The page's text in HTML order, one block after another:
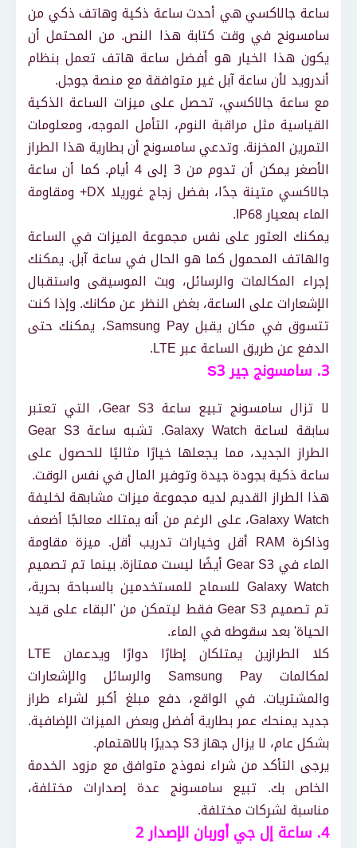
ساعة جالاكسي هي أحدث ساعة ذكية وهاتف ذكي من
سامسونج في وقت كتابة هذا النص. من المحتمل أن
يكون هذا الخيار هو أفضل ساعة هاتف تعمل بنظام
أندرويد لأن ساعة آبل غير متوافقة مع منصة جوجل.
مع ساعة جالاكسي، تحصل على ميزات الساعة الذكية
القياسية مثل مراقبة النوم، التأمل الموجه، ومعلومات
التمرين المخزنة. وتدعي سامسونج أن بطارية هذا الطراز
الأصغر يمكن أن تدوم من 3 إلى 4 أيام. كما أن ساعة
جالاكسي متينة جدًا، بفضل زجاج غوريلا DX+ ومقاومة
الماء بمعيار IP68.
يمكنك العثور على نفس مجموعة الميزات في الساعة
والهاتف المحمول كما هو الحال في ساعة آبل. يمكنك
إجراء المكالمات والرسائل، وبث الموسيقى واستقبال
الإشعارات على الساعة، بغض النظر عن مكانك. وإذا كنت
تتسوق في مكان يقبل Samsung Pay، يمكنك حتى
الدفع عن طريق الساعة عبر LTE.
3. سامسونج جير S3
لا تزال سامسونج تبيع ساعة Gear S3، التي تعتبر
سابقة لساعة Galaxy Watch. تشبه ساعة Gear S3
الطراز الجديد، مما يجعلها خيارًا مثاليًا للحصول على
ساعة ذكية بجودة جيدة وتوفير المال في نفس الوقت.
هذا الطراز القديم لديه مجموعة ميزات مشابهة لخليفة
Galaxy Watch، على الرغم من أنه يمتلك معالجًا أضعف
وذاكرة RAM أقل وخيارات تدريب أقل. ميزة مقاومة
الماء في Gear S3 أيضًا ليست ممتازة. بينما تم تصميم
Galaxy Watch للسماح للمستخدمين بالسباحة بحرية،
تم تصميم Gear S3 فقط ليتمكن من 'البقاء على قيد
الحياة' بعد سقوطه في الماء.
كلا الطرازين يمتلكان إطارًا دوارًا ويدعمان LTE
لمكالمات Samsung Pay والرسائل والإشعارات
والمشتريات. في الواقع، دفع مبلغ أكبر لشراء طراز
جديد يمنحك عمر بطارية أفضل وبعض الميزات الإضافية.
بشكل عام، لا يزال جهاز S3 جديرًا بالاهتمام.
يرجى التأكد من شراء نموذج متوافق مع مزود الخدمة
الخاص بك. تبيع سامسونج عدة إصدارات مختلفة،
مناسبة لشركات مختلفة.
4. ساعة إل جي أوربان الإصدار 2